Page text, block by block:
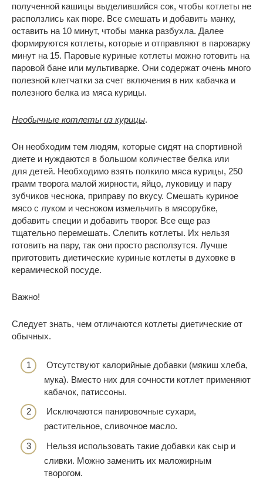
полученной кашицы выделившийся сок, чтобы котлеты не
расползлись как пюре. Все смешать и добавить манку,
оставить на 10 минут, чтобы манка разбухла. Далее
формируются котлеты, которые и отправляют в пароварку
минут на 15. Паровые куриные котлеты можно готовить на
паровой бане или мультиварке. Они содержат очень много
полезной клетчатки за счет включения в них кабачка и
полезного белка из мяса курицы.
Необычные котлеты из курицы.
Он необходим тем людям, которые сидят на спортивной
диете и нуждаются в большом количестве белка или
для детей. Необходимо взять полкило мяса курицы, 250
грамм творога малой жирности, яйцо, луковицу и пару
зубчиков чеснока, приправу по вкусу. Смешать куриное
мясо с луком и чесноком измельчить в мясорубке,
добавить специи и добавить творог. Все еще раз
тщательно перемешать. Слепить котлеты. Их нельзя
готовить на пару, так они просто расползутся. Лучше
приготовить диетические куриные котлеты в духовке в
керамической посуде.
Важно!
Следует знать, чем отличаются котлеты диетические от
обычных.
Отсутствуют калорийные добавки (мякиш хлеба,
мука). Вместо них для сочности котлет применяют
кабачок, патиссоны.
Исключаются панировочные сухари,
растительное, сливочное масло.
Нельзя использовать такие добавки как сыр и
сливки. Можно заменить их маложирным
творогом.